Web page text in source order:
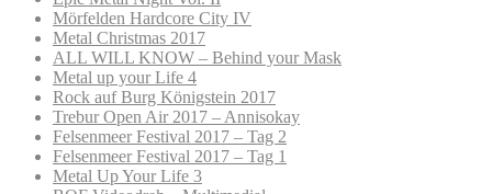
Mörfelden Hardcore City IV
Metal Christmas 2017
ALL WILL KNOW – Behind your Mask
Metal up your Life 4
Rock auf Burg Königstein 2017
Trebur Open Air 2017 – Annisokay
Felsenmeer Festival 2017 – Tag 2
Felsenmeer Festival 2017 – Tag 1
Metal Up Your Life 3